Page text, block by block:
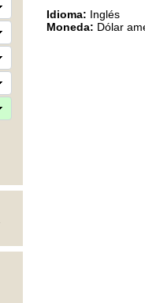
Idioma: Inglés
Moneda: Dólar